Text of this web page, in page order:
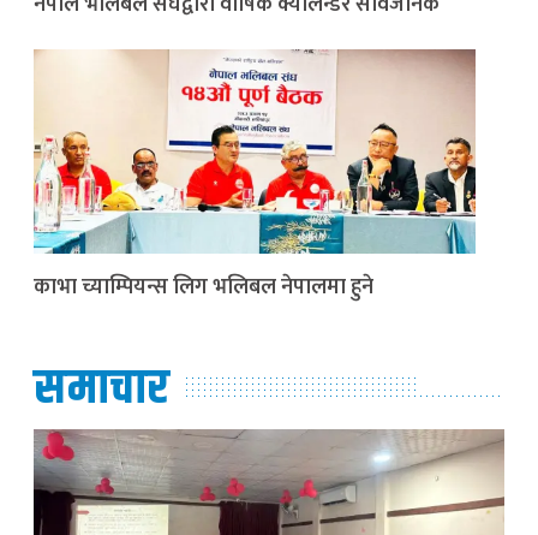
काभा च्याम्पियन्स लिग भलिबल नेपालमा हुने
समाचार